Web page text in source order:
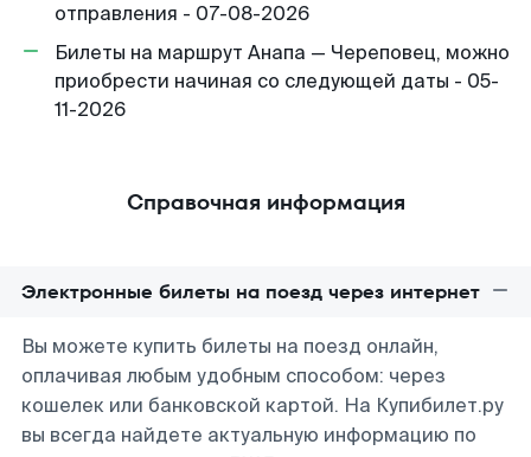
отправления - 07-08-2026
Билеты на маршрут Анапа — Череповец, можно
приобрести начиная со следующей даты - 05-
11-2026
Справочная информация
Электронные билеты на поезд через интернет
Вы можете купить билеты на поезд онлайн,
оплачивая любым удобным способом: через
кошелек или банковской картой. На Купибилет.ру
вы всегда найдете актуальную информацию по